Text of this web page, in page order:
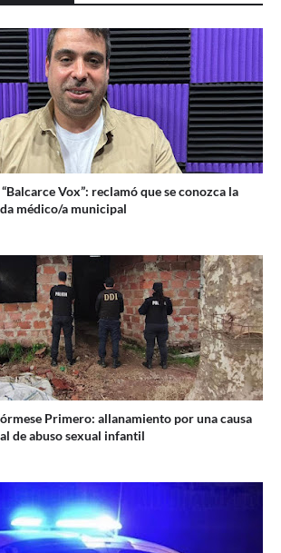
Vox”: reclamó que se conozca la
médico/a municipal
Primero: allanamiento por una causa
de abuso sexual infantil